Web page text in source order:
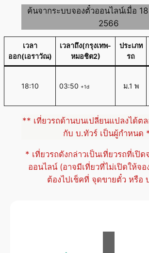
ค้นจากระบบจองตั๋วออนไลน์เมื่อ
2566
เวลา
ออก(เอราวัณ)
เวลาถึง(กรุงเทพ-
หมอชิต2)
ประเภท
รถ
18:10 03:50 +1d ม.1 พ
** เที่ยวรถด้านบนเปลี่ยนแปลงได้ต
กับ บ.ทัวร์ เป็นผู้กำหนด
* เที่ยวรถดังกล่าวเป็นเที่ยวรถที่เปิด
ออนไลน์ (อาจมีเที่ยวที่ไม่เปิดให้จ
ต้องไปเช็คที่ จุดขายตั๋ว หรือ